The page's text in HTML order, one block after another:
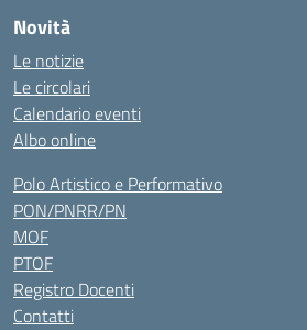
Novità
Le notizie
Le circolari
Calendario eventi
Albo online
Polo Artistico e Performativo
PON/PNRR/PN
MOF
PTOF
Registro Docenti
Contatti